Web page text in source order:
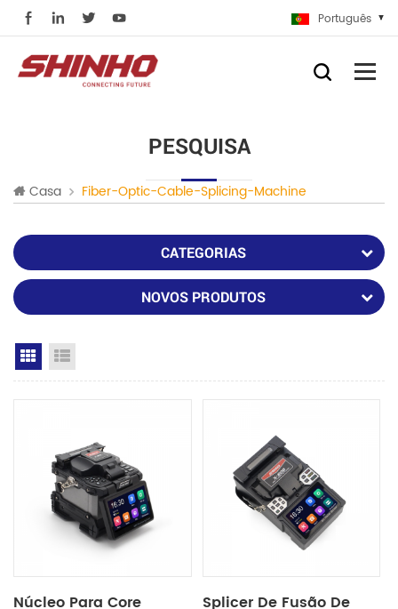
Português
PESQUISA
Casa Fiber-Optic-Cable-Splicing-Machine
CATEGORIAS
NOVOS PRODUTOS
Grid View
Núcleo Para Core
Splicer De Fusão De